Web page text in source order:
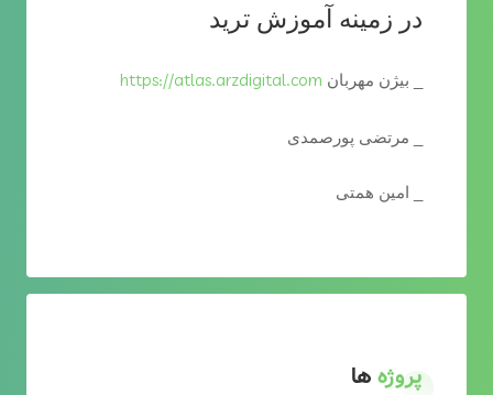
در زمینه آموزش ترید
_ بیژن مهربان https://atlas.arzdigital.com
_ مرتضی پورصمدی
_ امین همتی
پروژهها